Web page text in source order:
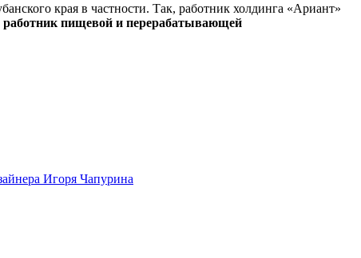
края в частности. Так, работник холдинга «Ариант»
пищевой и перерабатывающей
Игоря Чапурина